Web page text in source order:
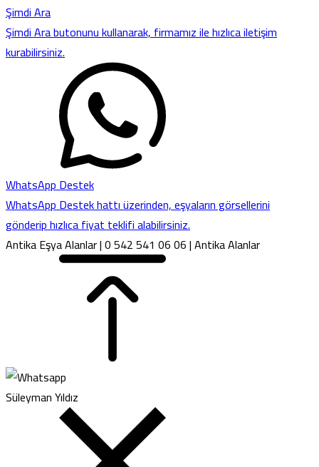
Şimdi Ara
Şimdi Ara butonunu kullanarak, firmamız ile hızlıca iletişim
kurabilirsiniz.
WhatsApp Destek
WhatsApp Destek hattı üzerinden, eşyaların görsellerini
gönderip hızlıca fiyat teklifi alabilirsiniz.
Antika Eşya Alanlar | 0 542 541 06 06 | Antika Alanlar
Süleyman Yıldız